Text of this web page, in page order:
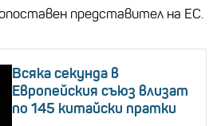
представител на ЕС.
Всяка секунда в
Европейския съюз влизат
по 145 китайски пратки